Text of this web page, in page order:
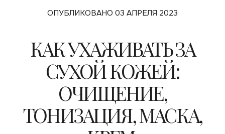
ОПУБЛИКОВАНО 03 АПРЕЛЯ 2023
КАК УХАЖИВАТЬ ЗА
СУХОЙ КОЖЕЙ:
ОЧИЩЕНИЕ,
ТОНИЗАЦИЯ, МАСКА,